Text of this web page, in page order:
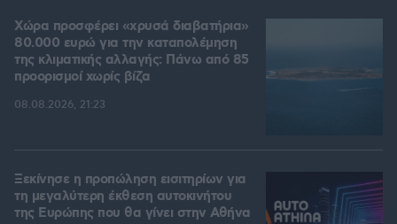
Χώρα προσφέρει «χρυσά διαβατήρια»
80.000 ευρώ για την καταπολέμηση
της κλιματικής αλλαγής: Πάνω από 85
προορισμοί χωρίς βίζα
08.08.2026, 21:23
Ξεκίνησε η προπώληση εισιτηρίων για
τη μεγαλύτερη έκθεση αυτοκινήτου
της Ευρώπης που θα γίνει στην Αθήνα